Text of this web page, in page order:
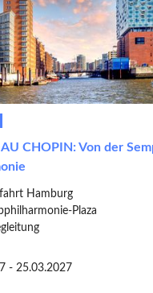
CHOPIN: Von der
Hamburg
Plaza
- 25.03.2027